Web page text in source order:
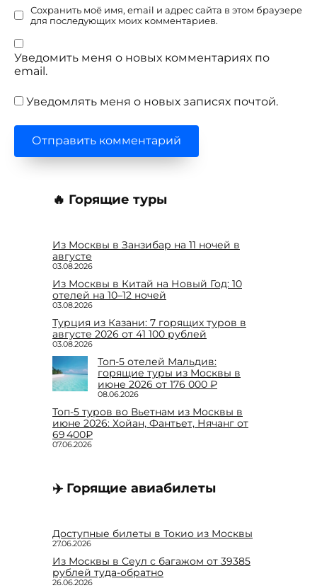
Сохранить моё имя, email и адрес сайта в этом браузере
для последующих моих комментариев.
Уведомить меня о новых комментариях по
email.
Уведомлять меня о новых записях почтой.
🔥 Горящие туры
Из Москвы в Занзибар на 11 ночей в
августе
03.08.2026
Из Москвы в Китай на Новый Год: 10
отелей на 10–12 ночей
03.08.2026
Турция из Казани: 7 горящих туров в
августе 2026 от 41 100 рублей
03.08.2026
Топ-5 отелей Мальдив:
горящие туры из Москвы в
июне 2026 от 176 000 ₽
08.06.2026
Топ-5 туров во Вьетнам из Москвы в
июне 2026: Хойан, Фантьет, Нячанг от
69 400₽
07.06.2026
✈️ Горящие авиабилеты
Доступные билеты в Токио из Москвы
27.06.2026
Из Москвы в Сеул с багажом от 39385
рублей туда-обратно
26.06.2026